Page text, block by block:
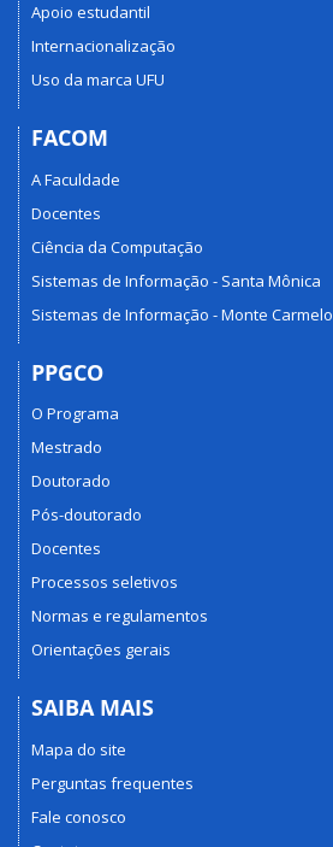
Apoio estudantil
Internacionalização
Uso da marca UFU
FACOM
A Faculdade
Docentes
Ciência da Computação
Sistemas de Informação - Santa Mônica
Sistemas de Informação - Monte Carmelo
PPGCO
O Programa
Mestrado
Doutorado
Pós-doutorado
Docentes
Processos seletivos
Normas e regulamentos
Orientações gerais
SAIBA MAIS
Mapa do site
Perguntas frequentes
Fale conosco